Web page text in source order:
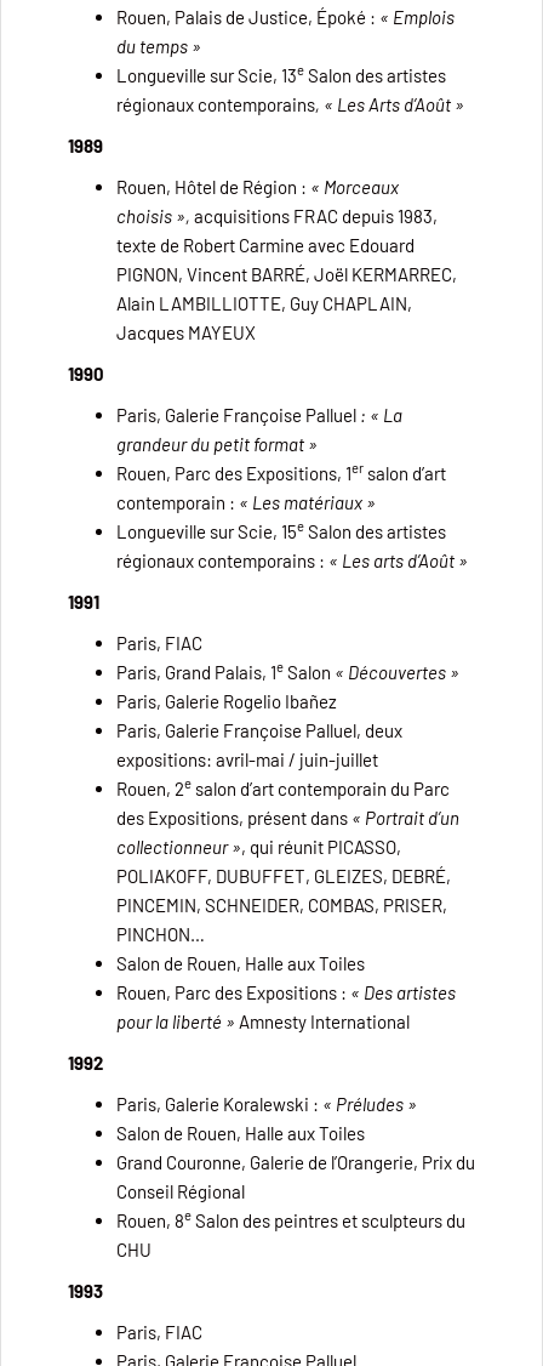
Rouen, Palais de Justice, Époké : « Emplois
du temps »
Longueville sur Scie, 13e Salon des artistes
régionaux contemporains, « Les Arts d’Août »
1989
Rouen, Hôtel de Région : « Morceaux
choisis », acquisitions FRAC depuis 1983,
texte de Robert Carmine avec Edouard
PIGNON, Vincent BARRÉ, Joël KERMARREC,
Alain LAMBILLIOTTE, Guy CHAPLAIN,
Jacques MAYEUX
1990
Paris, Galerie Françoise Palluel : « La
grandeur du petit format »
Rouen, Parc des Expositions, 1er salon d’art
contemporain : « Les matériaux »
Longueville sur Scie, 15e Salon des artistes
régionaux contemporains : « Les arts d’Août »
1991
Paris, FIAC
Paris, Grand Palais, 1e Salon « Découvertes »
Paris, Galerie Rogelio Ibañez
Paris, Galerie Françoise Palluel, deux
expositions: avril-mai / juin-juillet
Rouen, 2e salon d’art contemporain du Parc
des Expositions, présent dans « Portrait d’un
collectionneur », qui réunit PICASSO,
POLIAKOFF, DUBUFFET, GLEIZES, DEBRÉ,
PINCEMIN, SCHNEIDER, COMBAS, PRISER,
PINCHON…
Salon de Rouen, Halle aux Toiles
Rouen, Parc des Expositions : « Des artistes
pour la liberté » Amnesty International
1992
Paris, Galerie Koralewski : « Préludes »
Salon de Rouen, Halle aux Toiles
Grand Couronne, Galerie de l’Orangerie, Prix du
Conseil Régional
Rouen, 8e Salon des peintres et sculpteurs du
CHU
1993
Paris, FIAC
Paris, Galerie Françoise Palluel